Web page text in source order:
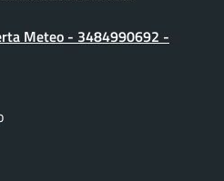
Meteo - 3484990692 -